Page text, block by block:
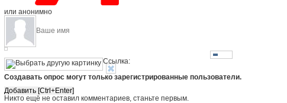
или анонимно
Ссылка:
Создавать опрос могут только зарегистрированные пользователи.
Никто ещё не оставил комментариев, станьте первым.